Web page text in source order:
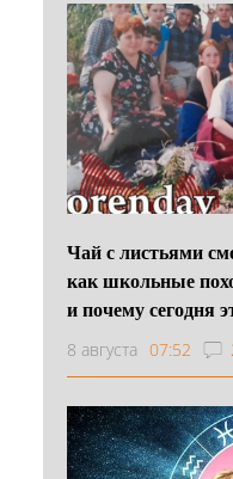
Чай с листьями
как школьные
и почему сегодня
8 августа 07:52